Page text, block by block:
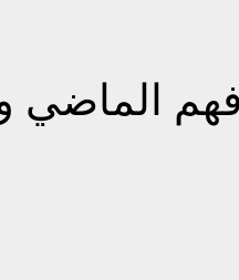
فهم الماضي